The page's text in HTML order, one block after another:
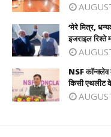
‘मेरे मित्र,
इजराइल
NSF कॉन्क्लेव
किसी एथलीट के